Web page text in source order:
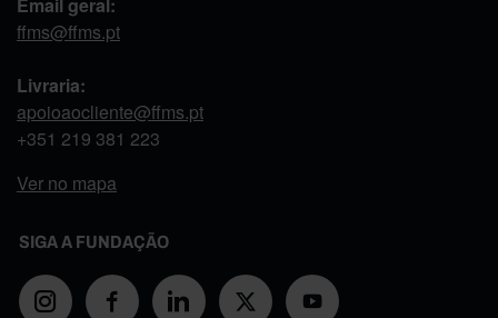
Email geral:
ffms@ffms.pt
Livraria:
apoioaocliente@ffms.pt
+351 219 381 223
Ver no mapa
SIGA A FUNDAÇÃO